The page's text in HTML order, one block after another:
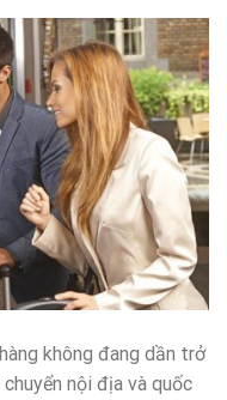
không đang dần trở
nội địa và quốc